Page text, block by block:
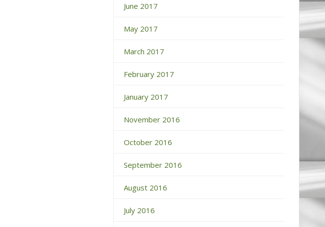
June 2017
May 2017
March 2017
February 2017
January 2017
November 2016
October 2016
September 2016
August 2016
July 2016